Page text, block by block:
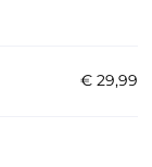
€ 29,99